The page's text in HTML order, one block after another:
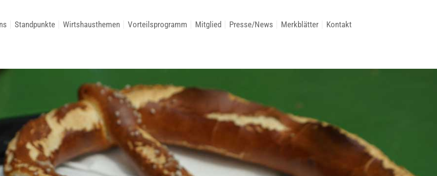
Standpunkte Wirtshausthemen Vorteilsprogramm Mitglied Presse/News Merkblätter Kontakt